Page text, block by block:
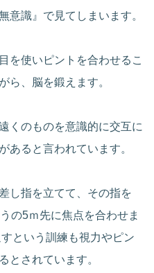
意識』で見てしまいます。
を使いピントを合わせるこ
ら、脳を鍛えます。
くのものを意識的に交互に
あると言われています。
し指を立てて、その指を
の5ｍ先に焦点を合わせま
という訓練も視力やピン
とされています。